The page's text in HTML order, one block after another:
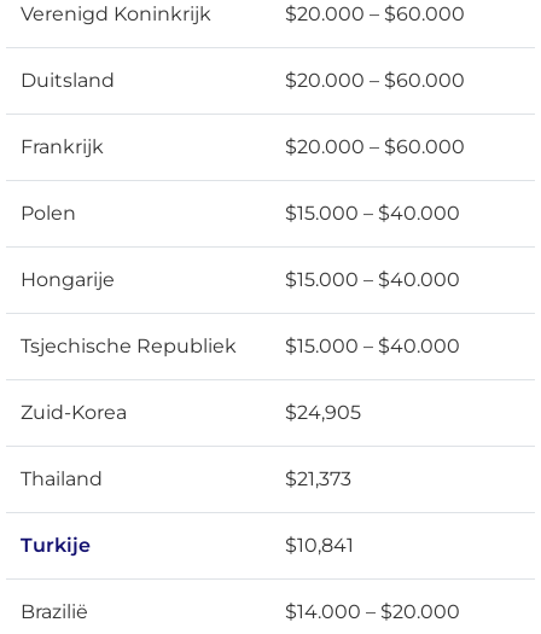
Verenigd Koninkrijk $20.000 – $60.000
Duitsland $20.000 – $60.000
Frankrijk $20.000 – $60.000
Polen $15.000 – $40.000
Hongarije $15.000 – $40.000
Tsjechische Republiek $15.000 – $40.000
Zuid-Korea $24,905
Thailand $21,373
Turkije $10,841
Brazilië $14.000 – $20.000